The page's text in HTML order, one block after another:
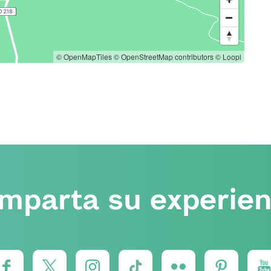
© OpenMapTiles© OpenStreetMap contributors© Loopi
su